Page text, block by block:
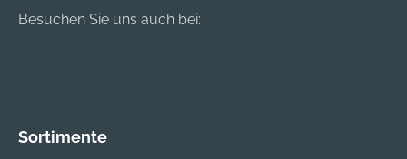
Besuchen Sie uns auch bei:
Sortimente